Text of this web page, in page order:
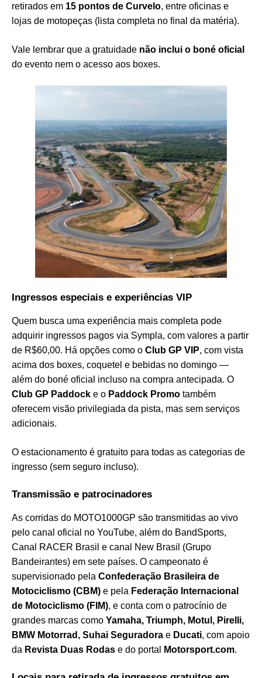
retirados em 15 pontos de Curvelo, entre oficinas e
lojas de motopeças (lista completa no final da matéria).
Vale lembrar que a gratuidade não inclui o boné oficial
do evento nem o acesso aos boxes.
Ingressos especiais e experiências VIP
Quem busca uma experiência mais completa pode
adquirir ingressos pagos via Sympla, com valores a partir
de R$60,00. Há opções como o Club GP VIP, com vista
acima dos boxes, coquetel e bebidas no domingo —
além do boné oficial incluso na compra antecipada. O
Club GP Paddock e o Paddock Promo também
oferecem visão privilegiada da pista, mas sem serviços
adicionais.
O estacionamento é gratuito para todas as categorias de
ingresso (sem seguro incluso).
Transmissão e patrocinadores
As corridas do MOTO1000GP são transmitidas ao vivo
pelo canal oficial no YouTube, além do BandSports,
Canal RACER Brasil e canal New Brasil (Grupo
Bandeirantes) em sete países. O campeonato é
supervisionado pela Confederação Brasileira de
Motociclismo (CBM) e pela Federação Internacional
de Motociclismo (FIM), e conta com o patrocínio de
grandes marcas como Yamaha, Triumph, Motul, Pirelli,
BMW Motorrad, Suhai Seguradora e Ducati, com apoio
da Revista Duas Rodas e do portal Motorsport.com.